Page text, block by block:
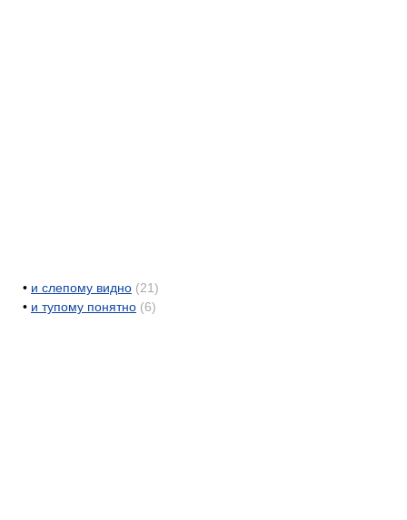
• и слепому видно (21)
• и тупому понятно (6)